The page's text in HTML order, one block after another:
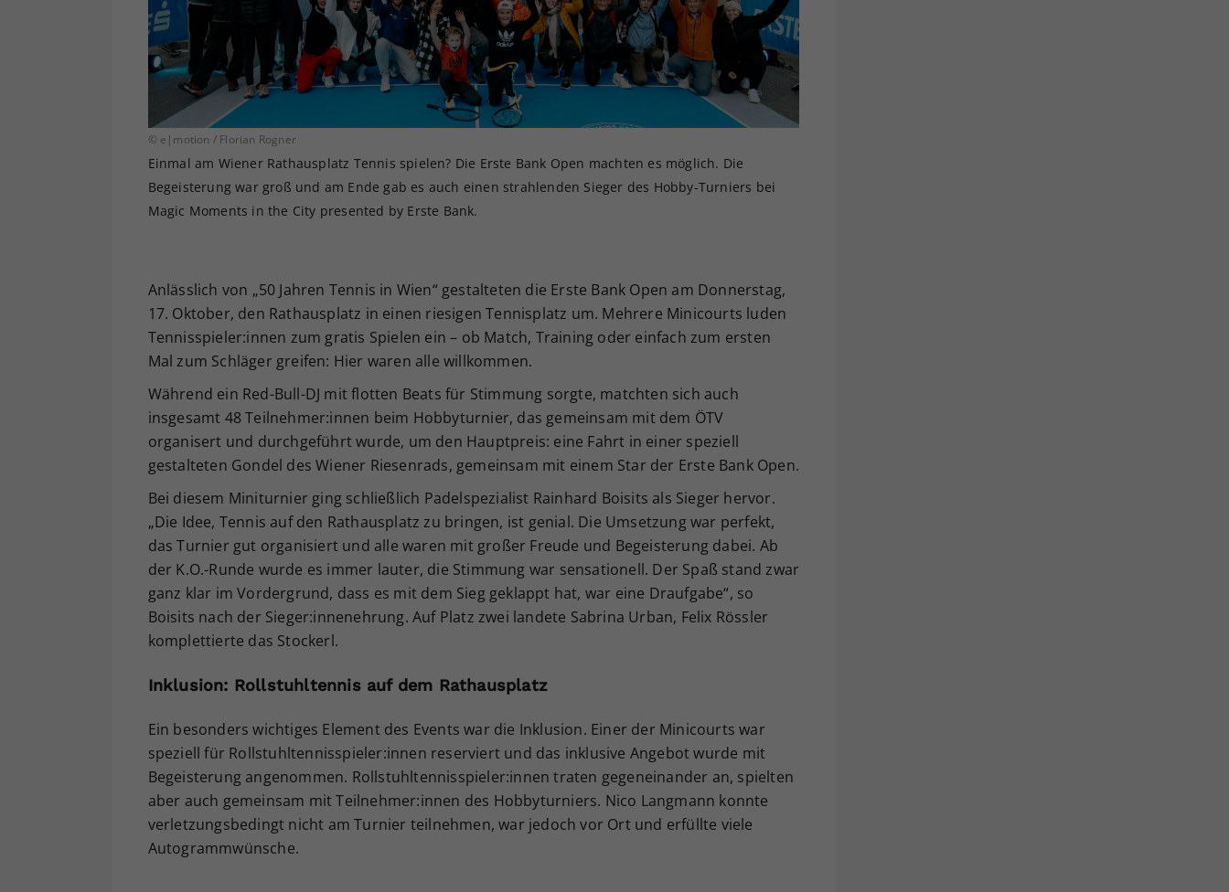
© e|motion / Florian Rogner
Einmal am Wiener Rathausplatz Tennis spielen? Die Erste Bank Open machten es möglich. Die
Begeisterung war groß und am Ende gab es auch einen strahlenden Sieger des Hobby-Turniers bei
Magic Moments in the City presented by Erste Bank.
Anlässlich von „50 Jahren Tennis in Wien“ gestalteten die Erste Bank Open am Donnerstag,
17. Oktober, den Rathausplatz in einen riesigen Tennisplatz um. Mehrere Minicourts luden
Tennisspieler:innen zum gratis Spielen ein – ob Match, Training oder einfach zum ersten
Mal zum Schläger greifen: Hier waren alle willkommen.
Während ein Red-Bull-DJ mit flotten Beats für Stimmung sorgte, matchten sich auch
insgesamt 48 Teilnehmer:innen beim Hobbyturnier, das gemeinsam mit dem ÖTV
organisert und durchgeführt wurde, um den Hauptpreis: eine Fahrt in einer speziell
gestalteten Gondel des Wiener Riesenrads, gemeinsam mit einem Star der Erste Bank Open.
Bei diesem Miniturnier ging schließlich Padelspezialist Rainhard Boisits als Sieger hervor.
„Die Idee, Tennis auf den Rathausplatz zu bringen, ist genial. Die Umsetzung war perfekt,
das Turnier gut organisiert und alle waren mit großer Freude und Begeisterung dabei. Ab
der K.O.-Runde wurde es immer lauter, die Stimmung war sensationell. Der Spaß stand zwar
ganz klar im Vordergrund, dass es mit dem Sieg geklappt hat, war eine Draufgabe“, so
Boisits nach der Sieger:innenehrung. Auf Platz zwei landete Sabrina Urban, Felix Rössler
komplettierte das Stockerl.
Inklusion: Rollstuhltennis auf dem Rathausplatz
Ein besonders wichtiges Element des Events war die Inklusion. Einer der Minicourts war
speziell für Rollstuhltennisspieler:innen reserviert und das inklusive Angebot wurde mit
Begeisterung angenommen. Rollstuhltennisspieler:innen traten gegeneinander an, spielten
aber auch gemeinsam mit Teilnehmer:innen des Hobbyturniers. Nico Langmann konnte
verletzungsbedingt nicht am Turnier teilnehmen, war jedoch vor Ort und erfüllte viele
Autogrammwünsche.
Ihrer vorgenommen Einstellungen, falls der
Webseiten-Betreiber dies eingestellt hat.